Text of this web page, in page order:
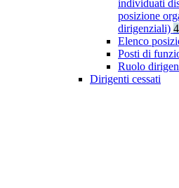
individuati
posizione
dirigenziali) 4
Elenco
Posti di
Ruolo
Dirigenti cessati